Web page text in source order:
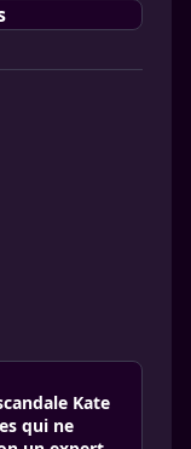
Kate
qui ne